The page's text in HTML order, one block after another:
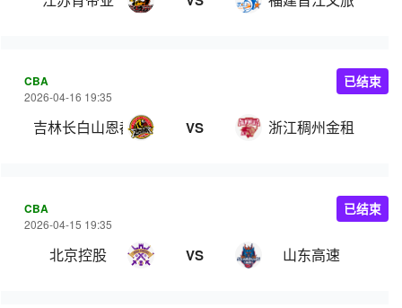
CBA
2026-04-16 19:35
吉林长白山恩都里 VS 浙江稠州金租
已结束
CBA
2026-04-15 19:35
北京控股 VS 山东高速
已结束